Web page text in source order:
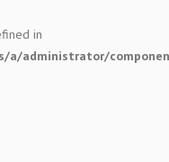
in
administrator/